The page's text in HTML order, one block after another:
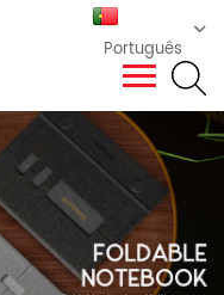
Português